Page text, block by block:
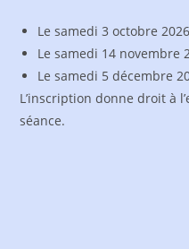
Le samedi 3 octobre
Le samedi 14 novembre
Le samedi 5 décembre
L’inscription donne droit à
séance.